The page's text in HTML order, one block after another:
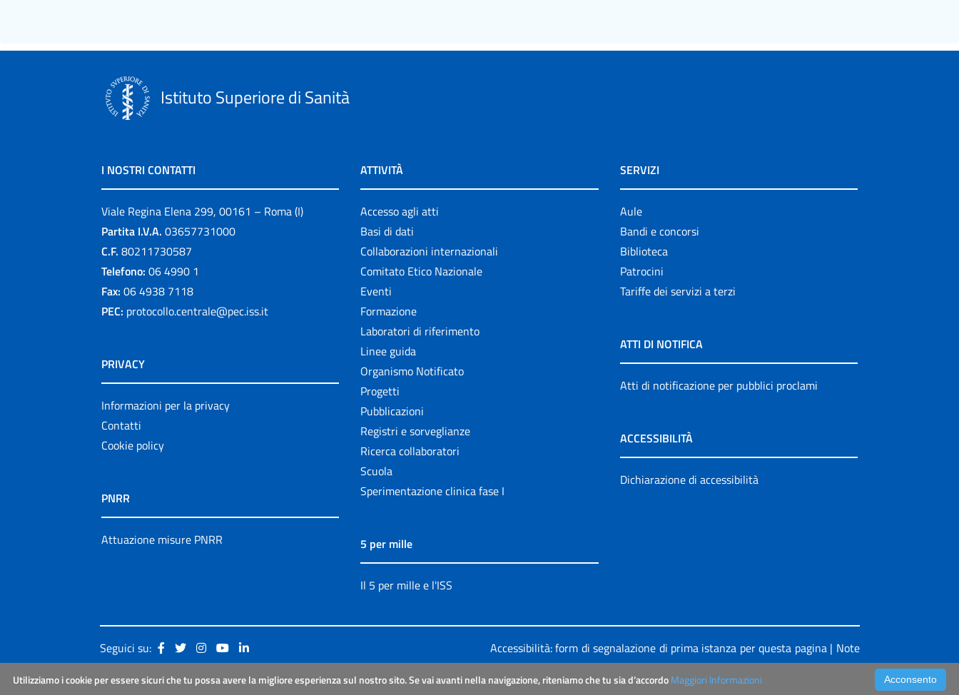
Istituto Superiore di Sanità
I NOSTRI CONTATTI
Viale Regina Elena 299, 00161 – Roma (I)
Partita I.V.A. 03657731000
C.F. 80211730587
Telefono: 06 4990 1
Fax: 06 4938 7118
PEC: protocollo.centrale@pec.iss.it
PRIVACY
Informazioni per la privacy
Contatti
Cookie policy
PNRR
Attuazione misure PNRR
ATTIVITÀ
Accesso agli atti
Basi di dati
Collaborazioni internazionali
Comitato Etico Nazionale
Eventi
Formazione
Laboratori di riferimento
Linee guida
Organismo Notificato
Progetti
Pubblicazioni
Registri e sorveglianze
Ricerca collaboratori
Scuola
Sperimentazione clinica fase I
5 per mille
Il 5 per mille e l'ISS
SERVIZI
Aule
Bandi e concorsi
Biblioteca
Patrocini
Tariffe dei servizi a terzi
ATTI DI NOTIFICA
Atti di notificazione per pubblici proclami
ACCESSIBILITÀ
Dichiarazione di accessibilità
Seguici su: Accessibilità: form di segnalazione di prima istanza per questa pagina| Note
Legali|Sitemap
Acconsento
Utilizziamo i cookie per essere sicuri che tu possa avere la migliore esperienza sul nostro sito. Se vai avanti nella navigazione, riteniamo che tu sia d’accordoMaggiori Informazioni